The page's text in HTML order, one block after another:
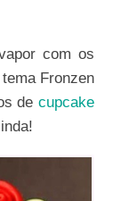
com os
Fronzen
de cupcake